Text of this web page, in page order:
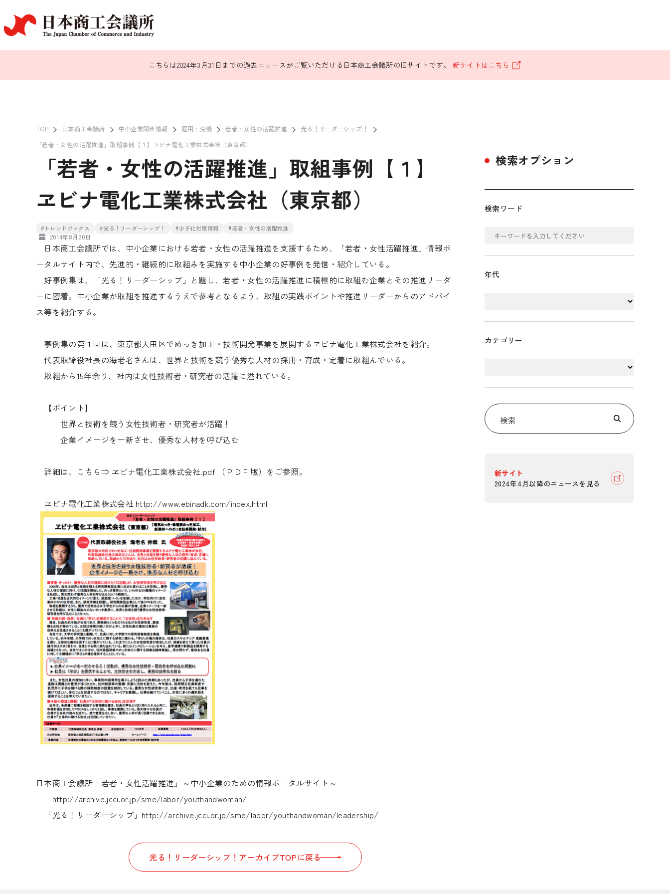
こちらは2024年3月31日までの過去ニュースがご覧いただける日本商工会議所の旧サイトです。 新サイトはこちら
TOP 日本商工会議所 中小企業関連情報 雇用・労働 若者・女性の活躍推進
光る！リーダーシップ！
「若者・女性の活躍推進」取組事例【１】ヱビナ電化工業株式会社（東京都）
「若者・女性の活躍推進」取組事例【１】
ヱビナ電化工業株式会社（東京都）
#トレンドボックス #光る！リーダーシップ！ #少子化対策情報 #若者・女性の活躍推進
2014年8月20日
日本商工会議所では、中小企業における若者・女性の活躍推進を支援するため、「若者・女性活躍推進」情報ポ
ータルサイト内で、先進的・継続的に取組みを実施する中小企業の好事例を発信・紹介している。
好事例集は、「光る！リーダーシップ」と題し、若者・女性の活躍推進に積極的に取組む企業とその推進リーダ
ーに密着。中小企業が取組を推進するうえで参考となるよう、取組の実践ポイントや推進リーダーからのアドバイ
ス等を紹介する。
事例集の第１回は、東京都大田区でめっき加工・技術開発事業を展開するヱビナ電化工業株式会社を紹介。
代表取締役社長の海老名さんは、世界と技術を競う優秀な人材の採用・育成・定着に取組んでいる。
取組から15年余り、社内は女性技術者・研究者の活躍に溢れている。
【ポイント】
世界と技術を競う女性技術者・研究者が活躍！
企業イメージを一新させ、優秀な人材を呼び込む
詳細は、こちら⇒ ヱビナ電化工業株式会社.pdf （ＰＤＦ版）をご参照。
ヱビナ電化工業株式会社 http://www.ebinadk.com/index.html
日本商工会議所「若者・女性活躍推進」～中小企業のための情報ポータルサイト～
http://archive.jcci.or.jp/sme/labor/youthandwoman/
「光る！リーダーシップ」 http://archive.jcci.or.jp/sme/labor/youthandwoman/leadership/
光る！リーダーシップ！アーカイブTOPに戻る
検索オプション
検索ワード
年代
カテゴリー
検索
新サイト
2024年4月以降のニュースを見る